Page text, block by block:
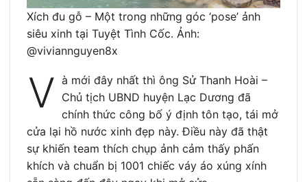
Xích đu gỗ – Một trong những góc ‘pose’ ảnh
siêu xinh tại Tuyệt Tình Cốc. Ảnh:
@viviannguyen8x
V à mới đây nhất thì ông Sử Thanh Hoài –
Chủ tịch UBND huyện Lạc Dương đã
chính thức công bố ý định tôn tạo, tái mở
cửa lại hồ nước xinh đẹp này. Điều này đã thật
sự khiến team thích chụp ảnh cảm thấy phấn
khích và chuẩn bị 1001 chiếc váy áo xúng xính